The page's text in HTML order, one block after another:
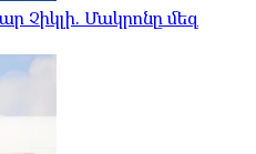
Չիկլի. Մակրոնը մեզ